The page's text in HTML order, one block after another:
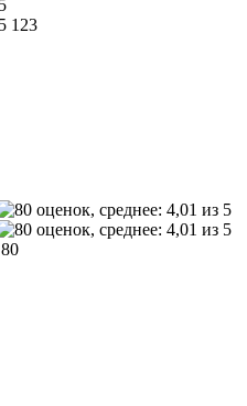
123
80